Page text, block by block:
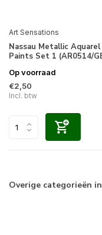
Art Sensations
Nassau Metallic Aquarel
Paints Set 1 (AR0514/
Op voorraad
€2,50
Incl. btw
Overige categorieën